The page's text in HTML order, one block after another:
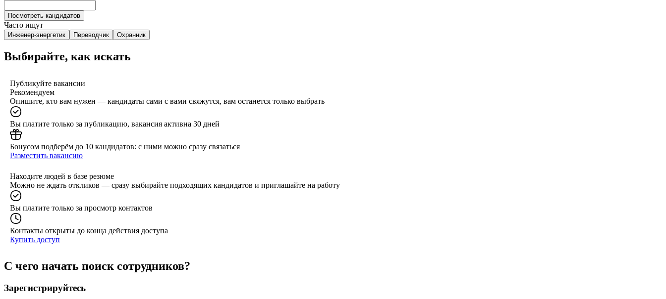
Посмотреть кандидатов
Часто ищут
Инженер-энергетик Переводчик Охранник
Выбирайте, как искать
Публикуйте вакансии
Рекомендуем
Опишите, кто вам нужен — кандидаты сами с вами свяжутся, вам останется только выбрать
Вы платите только за публикацию, вакансия активна 30 дней
Бонусом подберём до 10 кандидатов: с ними можно сразу связаться
Разместить вакансию
Находите людей в базе резюме
Можно не ждать откликов — сразу выбирайте подходящих кандидатов и приглашайте на работу
Вы платите только за просмотр контактов
Контакты открыты до конца действия доступа
Купить доступ
С чего начать поиск сотрудников?
Зарегистрируйтесь